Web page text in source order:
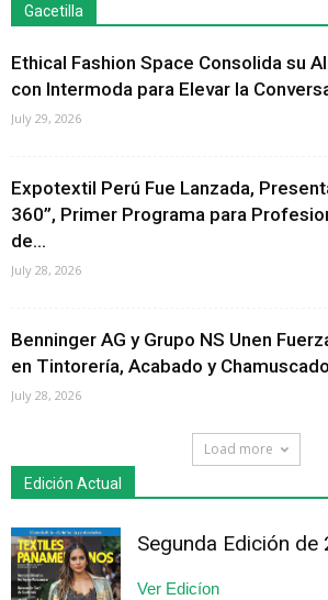
Gacetilla
Ethical Fashion Space Consolida su
con Intermoda para Elevar la
July 29, 2026
Expotextil Perú Fue Lanzada,
360”, Primer Programa para
de...
July 28, 2026
Benninger AG y Grupo NS Unen
en Tintorería, Acabado y
July 28, 2026
Load more
Edición Actual
Segunda Edición de
Ver Edicíon